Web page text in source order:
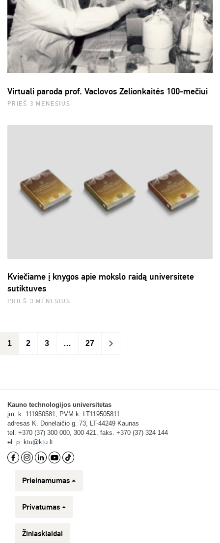
Virtuali paroda prof. Vaclovos Zelionkaitės 100-mečiui
PRIEŠ 3 MĖNESIUS
Kviečiame į knygos apie mokslo raidą universitete
sutiktuves
PRIEŠ 3 MĖNESIUS
1 2 3 … 27 >
Kauno technologijos universitetas
įm. k. 111950581, PVM k. LT119505811
adresas K. Donelaičio g. 73, LT-44249 Kaunas
tel. +370 (37) 300 000, 300 421, faks. +370 (37) 324 144
el. p. ktu@ktu.lt
Prieinamumas
Privatumas
Žiniasklaidai